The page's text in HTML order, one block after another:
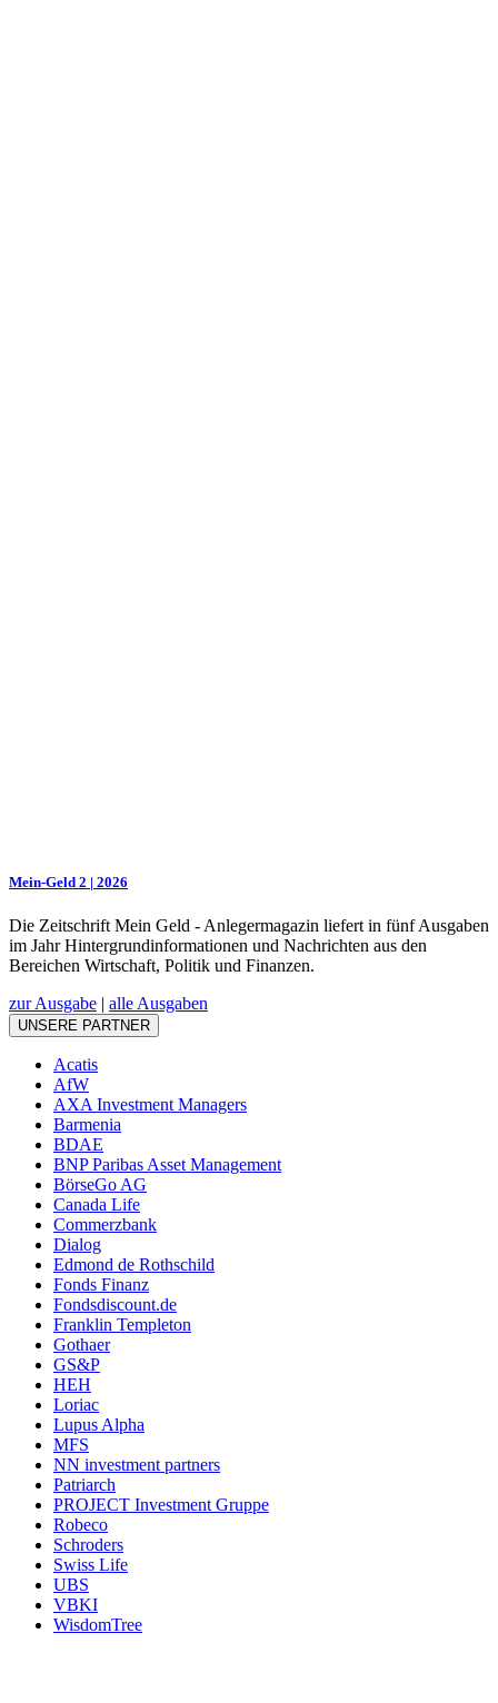
Mein-Geld 2 | 2026
Die Zeitschrift Mein Geld - Anlegermagazin liefert in fünf Ausgaben
im Jahr Hintergrundinformationen und Nachrichten aus den
Bereichen Wirtschaft, Politik und Finanzen.
zur Ausgabe | alle Ausgaben
UNSERE PARTNER
Acatis
AfW
AXA Investment Managers
Barmenia
BDAE
BNP Paribas Asset Management
BörseGo AG
Canada Life
Commerzbank
Dialog
Edmond de Rothschild
Fonds Finanz
Fondsdiscount.de
Franklin Templeton
Gothaer
GS&P
HEH
Loriac
Lupus Alpha
MFS
NN investment partners
Patriarch
PROJECT Investment Gruppe
Robeco
Schroders
Swiss Life
UBS
VBKI
WisdomTree